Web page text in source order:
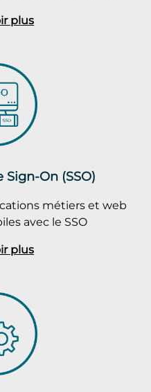
plus
On (SSO)
métiers et web
avec le SSO
plus